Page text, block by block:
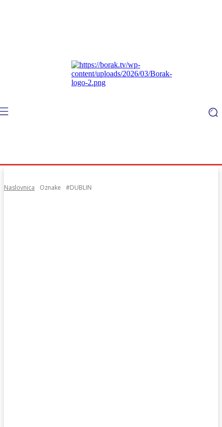
Naslovnica Oznake #DUBLIN